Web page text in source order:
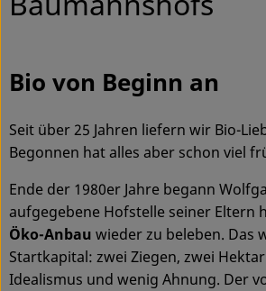
Ökokisten
Kühltheke
Backwaren
Getränke
Drogerie
Bio von Beginn an
Seit über 25 Jahren liefern wir Bio-
Begonnen hat alles aber schon viel
Ende der 1980er Jahre begann
aufgegebene Hofstelle seiner Eltern
Öko-Anbau wieder zu beleben. Das
Startkapital: zwei Ziegen, zwei
Idealismus und wenig Ahnung. Der